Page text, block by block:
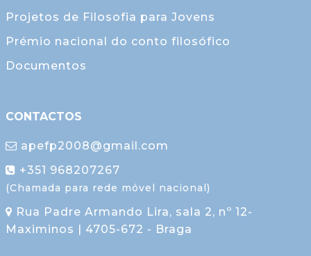
Projetos de Filosofia para Jovens
Prémio nacional do conto filosófico
Documentos
CONTACTOS
apefp2008@gmail.com
+351 968207267
(Chamada para rede móvel nacional)
Rua Padre Armando Lira, sala 2, nº 12-
Maximinos | 4705-672 - Braga